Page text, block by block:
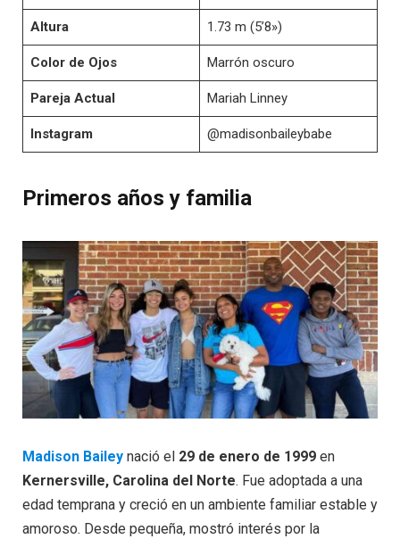
Altura 1.73 m (5’8»)
Color de Ojos Marrón oscuro
Pareja Actual Mariah Linney
Instagram @madisonbaileybabe
Primeros años y familia
Madison Bailey nació el 29 de enero de 1999 en
Kernersville, Carolina del Norte. Fue adoptada a una
edad temprana y creció en un ambiente familiar estable y
amoroso. Desde pequeña, mostró interés por la